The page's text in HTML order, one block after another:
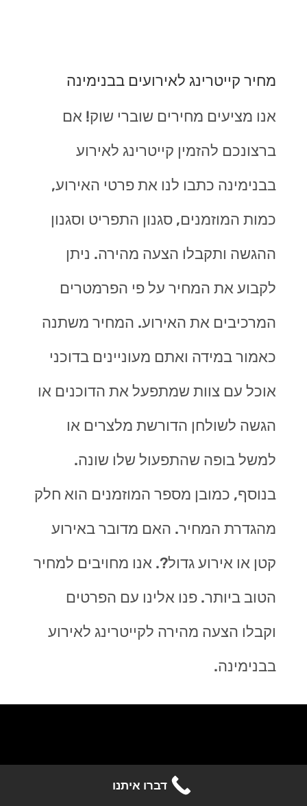
מחיר קייטרינג לאירועים בבנימינה
אנו מציעים מחירים שוברי שוק! אם
ברצונכם להזמין קייטרינג לאירוע
בבנימינה כתבו לנו את פרטי האירוע,
כמות המוזמנים, סגנון התפריט וסגנון
ההגשה ותקבלו הצעה מהירה. ניתן
לקבוע את המחיר על פי הפרמטרים
המרכיבים את האירוע. המחיר משתנה
כאמור במידה ואתם מעוניינים בדוכני
אוכל עם צוות שמתפעל את הדוכנים או
הגשה לשולחן הדורשת מלצרים או
למשל בופה שהתפעול שלו שונה.
בנוסף, כמובן מספר המוזמנים הוא חלק
מהגדרת המחיר. האם מדובר באירוע
קטן או אירוע גדול?. אנו מחויבים למחיר
הטוב ביותר. פנו אלינו עם הפרטים
וקבלו הצעה מהירה לקייטרינג לאירוע
בבנימינה.
שלחו לי הצעה
קבלו הצעה מהירה לאירוע
דברו איתנו